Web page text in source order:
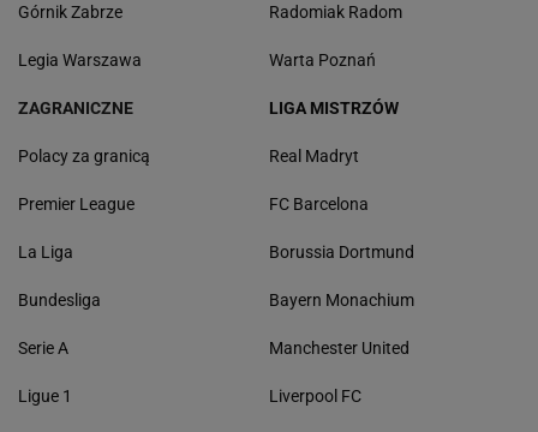
Górnik Zabrze
Legia Warszawa
Radomiak Radom
Warta Poznań
ZAGRANICZNE
Polacy za granicą
Premier League
La Liga
Bundesliga
Serie A
Ligue 1
LIGA MISTRZÓW
Real Madryt
FC Barcelona
Borussia Dortmund
Bayern Monachium
Manchester United
Liverpool FC